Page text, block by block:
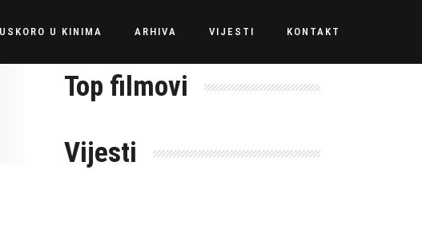
USKORO U KINIMA ARHIVA VIJESTI KONTAKT
Top filmovi
Vijesti